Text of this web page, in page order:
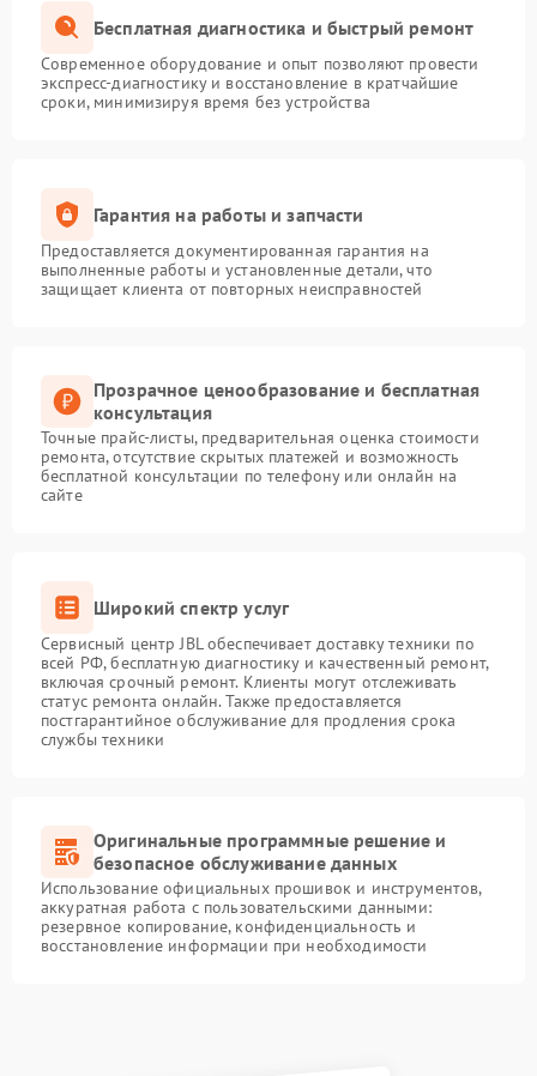
Бесплатная диагностика и быстрый ремонт
Современное оборудование и опыт позволяют провести
экспресс-диагностику и восстановление в кратчайшие
сроки, минимизируя время без устройства
Гарантия на работы и запчасти
Предоставляется документированная гарантия на
выполненные работы и установленные детали, что
защищает клиента от повторных неисправностей
Прозрачное ценообразование и бесплатная
консультация
Точные прайс-листы, предварительная оценка стоимости
ремонта, отсутствие скрытых платежей и возможность
бесплатной консультации по телефону или онлайн на
сайте
Широкий спектр услуг
Сервисный центр JBL обеспечивает доставку техники по
всей РФ, бесплатную диагностику и качественный ремонт,
включая срочный ремонт. Клиенты могут отслеживать
статус ремонта онлайн. Также предоставляется
постгарантийное обслуживание для продления срока
службы техники
Оригинальные программные решение и
безопасное обслуживание данных
Использование официальных прошивок и инструментов,
аккуратная работа с пользовательскими данными:
резервное копирование, конфиденциальность и
восстановление информации при необходимости